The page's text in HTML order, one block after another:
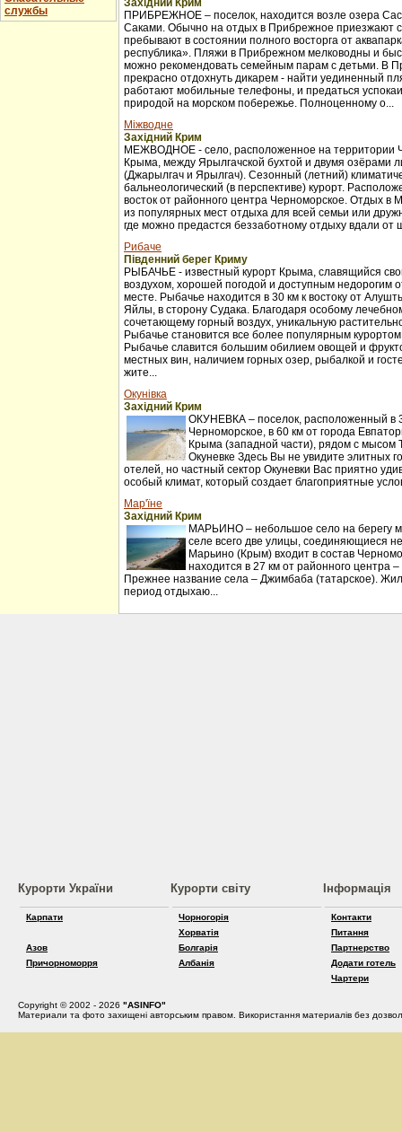
службы
Західний Крим
ПРИБРЕЖНОЕ – поселок, находится возле озера
Саками. Обычно на отдых в Прибрежное приезжают
пребывают в состоянии полного восторга от
республика». Пляжи в Прибрежном мелководны и
можно рекомендовать семейным парам с детьми. В
прекрасно отдохнуть дикарем - найти уединенный
работают мобильные телефоны, и предаться
природой на морском побережье. Полноценному о...
Міжводне
Західний Крим
МЕЖВОДНОЕ - село, расположенное на территории
Крыма, между Ярылгачской бухтой и двумя озёрами
(Джарылгач и Ярылгач). Сезонный (летний)
бальнеологический (в перспективе) курорт.
восток от районного центра Черноморское. Отдых в
из популярных мест отдыха для всей семьи или
где можно предастся беззаботному отдыху вдали от
Рибаче
Південний берег Криму
РЫБАЧЬЕ - известный курорт Крыма, славящийся
воздухом, хорошей погодой и доступным недорогим
месте. Рыбачье находится в 30 км к востоку от
Яйлы, в сторону Судака. Благодаря особому
сочетающему горный воздух, уникальную
Рыбачье становится все более популярным
Рыбачье славится большим обилием овощей и
местных вин, наличием горных озер, рыбалкой и
жите...
Окунівка
Західний Крим
ОКУНЕВКА – поселок, расположенный в
Черноморское, в 60 км от города
Крыма (западной части), рядом с мысом
Окуневке Здесь Вы не увидите элитных
отелей, но частный сектор Окуневки Вас приятно
особый климат, который создает благоприятные
Мар'їне
Західний Крим
МАРЬИНО – небольшое село на берегу
селе всего две улицы, соединяющиеся
Марьино (Крым) входит в состав
находится в 27 км от районного центра
Прежнее название села – Джимбаба (татарское).
период отдыхаю...
Курорти України
Карпати
Азов
Причорноморря
Курорти світу
Чорногорія
Хорватія
Болгарія
Албанія
Інформація
Контакти
Питання
Партнерство
Додати готель
Чартери
Copyright © 2002 - 2026 "ASINFO"
Материали та фото захищені авторським правом. Використання материалів без